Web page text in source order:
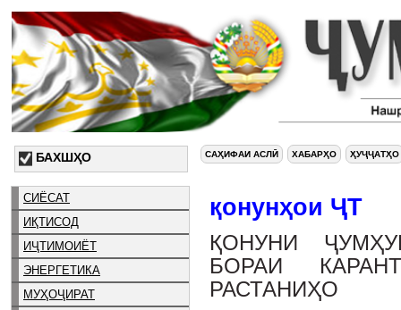
БАХШҲО
СИЁСАТ
ИҚТИСОД
ИҶТИМОИЁТ
ЭНЕРГЕТИКА
МУҲОҶИРАТ
САҲИФАИ АСЛӢ ХАБАРҲО ҲУҶҶАТҲО
қонунҳои ҶТ
ҚОНУНИ
БОРАИ
РАСТАНИҲО